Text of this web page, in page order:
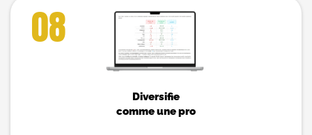
08
Diversifie
comme une pro